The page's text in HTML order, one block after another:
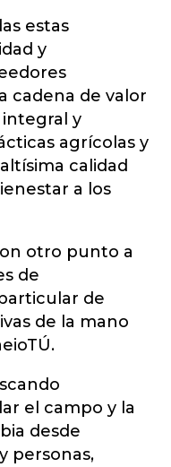
estas
y
cadena de valor
y
agrícolas y
calidad
a los
otro punto a
de
de
de la mano
el campo y la
desde
personas,